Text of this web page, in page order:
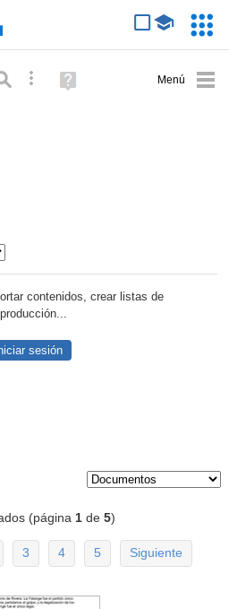
Búsqueda avanzada
Ayuda
(en
contenidos, crear listas de
sesión
(página1 de5)
3 4 5 Siguiente